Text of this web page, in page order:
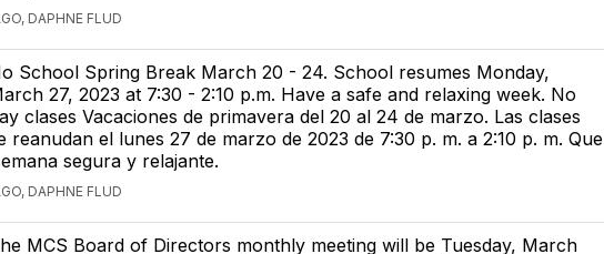
DAPHNE FLUD
School Spring Break March 20 - 24. School resumes Monday,
27, 2023 at 7:30 - 2:10 p.m. Have a safe and relaxing week. No
clases Vacaciones de primavera del 20 al 24 de marzo. Las clases
reanudan el lunes 27 de marzo de 2023 de 7:30 p. m. a 2:10 p. m. Que
segura y relajante.
DAPHNE FLUD
MCS Board of Directors monthly meeting will be Tuesday, March